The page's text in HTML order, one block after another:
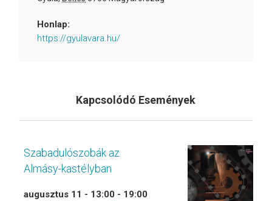
Honlap:
https://gyulavara.hu/
Kapcsolódó Események
Szabadulószobák az
Almásy-kastélyban
augusztus 11 - 13:00 - 19:00